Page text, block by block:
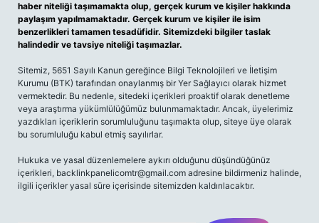
haber niteliği taşımamakta olup, gerçek kurum ve kişiler hakkında
paylaşım yapılmamaktadır. Gerçek kurum ve kişiler ile isim
benzerlikleri tamamen tesadüfidir. Sitemizdeki bilgiler taslak
halindedir ve tavsiye niteliği taşımazlar.
Sitemiz, 5651 Sayılı Kanun gereğince Bilgi Teknolojileri ve İletişim
Kurumu (BTK) tarafından onaylanmış bir Yer Sağlayıcı olarak hizmet
vermektedir. Bu nedenle, sitedeki içerikleri proaktif olarak denetleme
veya araştırma yükümlülüğümüz bulunmamaktadır. Ancak, üyelerimiz
yazdıkları içeriklerin sorumluluğunu taşımakta olup, siteye üye olarak
bu sorumluluğu kabul etmiş sayılırlar.
Hukuka ve yasal düzenlemelere aykırı olduğunu düşündüğünüz
içerikleri, backlinkpanelicomtr@gmail.com adresine bildirmeniz halinde,
ilgili içerikler yasal süre içerisinde sitemizden kaldırılacaktır.